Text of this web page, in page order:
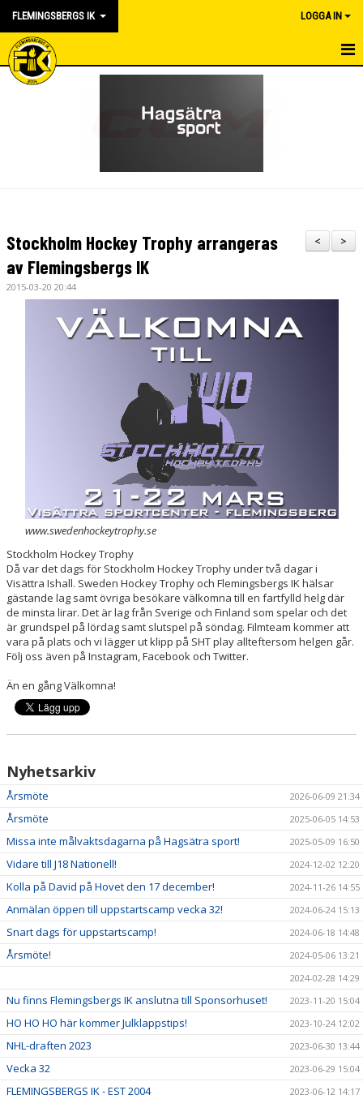
FLEMINGSBERGS IK LOGGA IN
HEM
STYRELSEN & FUNKTIONER
OM KLUBBEN
>
<
Stockholm Hockey Trophy arrangeras
av Flemingsbergs IK
2015-03-20 20:44
www.swedenhockeytrophy.se
Stockholm Hockey Trophy
Då var det dags för Stockholm Hockey Trophy under två dagar i
Visättra Ishall. Sweden Hockey Trophy och Flemingsbergs IK hälsar
gästande lag samt övriga besökare välkomna till en fartfylld helg där
de minsta lirar. Det är lag från Sverige och Finland som spelar och det
är grundspel på lördag samt slutspel på söndag. Filmteam kommer att
vara på plats och vi lägger ut klipp på SHT play allteftersom helgen går.
Följ oss även på Instagram, Facebook och Twitter.
Än en gång Välkomna!
Nyhetsarkiv
Årsmöte 2026-06-09 21:34
Årsmöte 2025-06-05 14:53
Missa inte målvaktsdagarna på Hagsätra sport! 2025-05-09 16:50
Vidare till J18 Nationell! 2024-12-02 12:20
Kolla på David på Hovet den 17 december! 2024-11-26 14:55
Anmälan öppen till uppstartscamp vecka 32! 2024-06-24 15:13
Snart dags för uppstartscamp! 2024-06-18 14:48
Årsmöte!
2024-05-06 13:21
2024-02-28 14:29
Nu finns Flemingsbergs IK anslutna till Sponsorhuset! 2023-11-20 15:04
HO HO HO här kommer Julklappstips! 2023-10-24 12:02
NHL-draften 2023 2023-06-30 13:44
Vecka 32 2023-06-29 15:04
FLEMINGSBERGS IK - EST 2004 2023-06-12 14:17